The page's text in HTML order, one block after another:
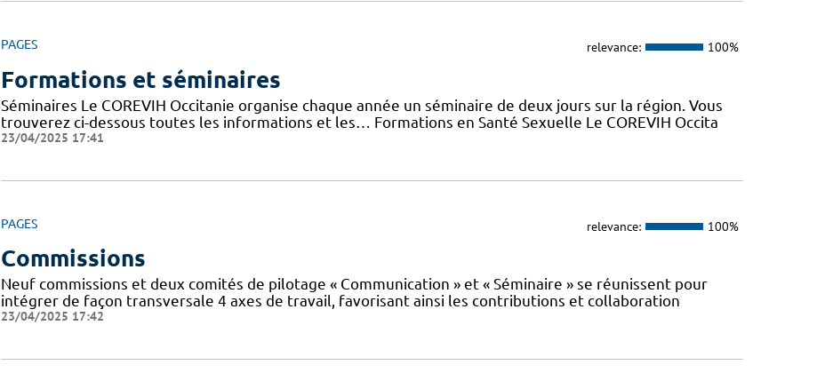
PAGES relevance: 100%
Formations et séminaires
Séminaires Le COREVIH Occitanie organise chaque année un séminaire de deux jours sur la région. Vous
trouverez ci-dessous toutes les informations et les… Formations en Santé Sexuelle Le COREVIH Occita
23/04/2025 17:41
PAGES relevance: 100%
Commissions
Neuf commissions et deux comités de pilotage « Communication » et « Séminaire » se réunissent pour
intégrer de façon transversale 4 axes de travail, favorisant ainsi les contributions et collaboration
23/04/2025 17:42